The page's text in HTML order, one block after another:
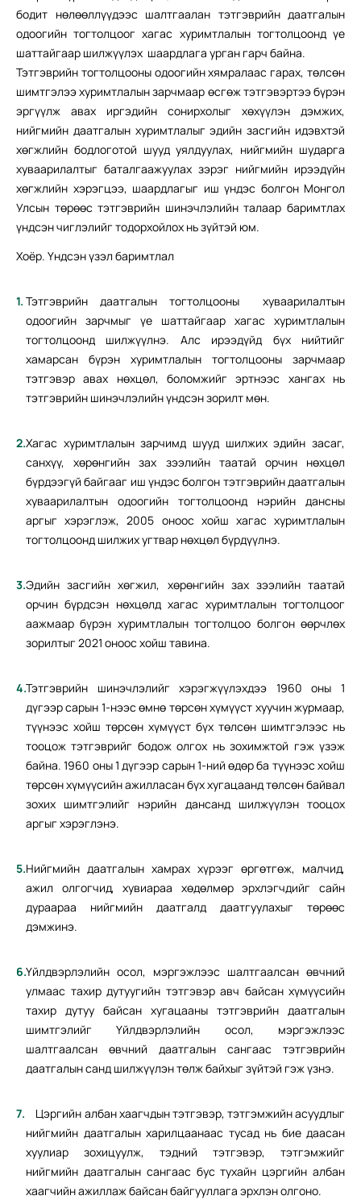
бодит нөлөөллүүдээс шалтгаалан тэтгэврийн даатгалын
одоогийн тогтолцоог хагас хуримтлалын тогтолцоонд үе
шаттайгаар шилжүүлэх шаардлага урган гарч байна.
Тэтгэврийн тогтолцооны одоогийн хямралаас гарах, төлсөн
шимтгэлээ хуримтлалын зарчмаар өсгөж тэтгэвэртээ бүрэн
эргүүлж авах иргэдийн сонирхолыг хөхүүлэн дэмжих,
нийгмийн даатгалын хуримтлалыг эдийн засгийн идэвхтэй
хөгжлийн бодлоготой шууд уялдуулах, нийгмийн шударга
хуваарилалтыг баталгаажуулах зэрэг нийгмийн ирээдүйн
хөгжлийн хэрэгцээ, шаардлагыг иш үндэс болгон Монгол
Улсын төрөөс тэтгэврийн шинэчлэлийн талаар баримтлах
үндсэн чиглэлийг тодорхойлох нь зүйтэй юм.
Хоёр. Үндсэн үзэл баримтлал
Тэтгэврийн даатгалын тогтолцооны хуваарилалтын
одоогийн зарчмыг үе шаттайгаар хагас хуримтлалын
тогтолцоонд шилжүүлнэ. Алс ирээдүйд бүх нийтийг
хамарсан бүрэн хуримтлалын тогтолцооны зарчмаар
тэтгэвэр авах нөхцөл, боломжийг эртнээс хангах нь
тэтгэврийн шинэчлэлийн үндсэн зорилт мөн.
Хагас хуримтлалын зарчимд шууд шилжих эдийн засаг,
санхүү, хөрөнгийн зах зээлийн таатай орчин нөхцөл
бүрдээгүй байгааг иш үндэс болгон тэтгэврийн даатгалын
хуваарилалтын одоогийн тогтолцоонд нэрийн дансны
аргыг хэрэглэж, 2005 оноос хойш хагас хуримтлалын
тогтолцоонд шилжих угтвар нөхцөл бүрдүүлнэ.
Эдийн засгийн хөгжил, хөрөнгийн зах зээлийн таатай
орчин бүрдсэн нөхцөлд хагас хуримтлалын тогтолцоог
аажмаар бүрэн хуримтлалын тогтолцоо болгон өөрчлөх
зорилтыг 2021 оноос хойш тавина.
Тэтгэврийн шинэчлэлийг хэрэгжүүлэхдээ 1960 оны 1
дүгээр сарын 1-нээс өмнө төрсөн хүмүүст хуучин журмаар,
түүнээс хойш төрсөн хүмүүст бүх төлсөн шимтгэлээс нь
тооцож тэтгэврийг бодож олгох нь зохимжтой гэж үзэж
байна. 1960 оны 1 дүгээр сарын 1-ний өдөр ба түүнээс хойш
төрсөн хүмүүсийн ажилласан бүх хугацаанд төлсөн байвал
зохих шимтгэлийг нэрийн дансанд шилжүүлэн тооцох
аргыг хэрэглэнэ.
Нийгмийн даатгалын хамрах хүрээг өргөтгөж, малчид,
ажил олгогчид, хувиараа хөдөлмөр эрхлэгчдийг сайн
дураараа нийгмийн даатгалд даатгуулахыг төрөөс
дэмжинэ.
Үйлдвэрлэлийн осол, мэргэжлээс шалтгаалсан өвчний
улмаас тахир дутуугийн тэтгэвэр авч байсан хүмүүсийн
тахир дутуу байсан хугацааны тэтгэврийн даатгалын
шимтгэлийг Үйлдвэрлэлийн осол, мэргэжлээс
шалтгаалсан өвчний даатгалын сангаас тэтгэврийн
даатгалын санд шилжүүлэн төлж байхыг зүйтэй гэж үзнэ.
Цэргийн албан хаагчдын тэтгэвэр, тэтгэмжийн асуудлыг
нийгмийн даатгалын харилцаанаас тусад нь бие даасан
хуулиар зохицуулж, тэдний тэтгэвэр, тэтгэмжийг
нийгмийн даатгалын сангаас бус тухайн цэргийн албан
хаагчийн ажиллаж байсан байгууллага эрхлэн олгоно.